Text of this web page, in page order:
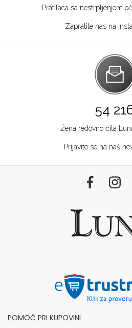
Pratilaca sa nestrpljenjem
Zapratite nas na
54
Žena redovno čita
Prijavite se na naš
POMOĆ PRI KUPOVINI